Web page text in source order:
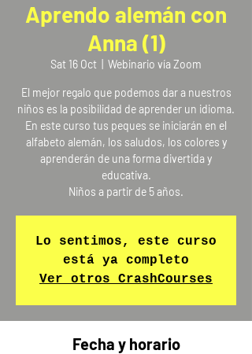
Aprendo alemán con
Anna (1)
Sat 16 Oct Webinario vía Zoom
El mejor regalo que podemos dar a nuestros
niños es la posibilidad de aprender un idioma.
En este curso tus peques se iniciarán en el
alfabeto alemán, los saludos, los colores y
aprenderán de una forma divertida y
educativa.
Niños a partir de 5 años.
Lo sentimos, este curso
está ya completo
Ver otros CrashCourses
Fecha y horario